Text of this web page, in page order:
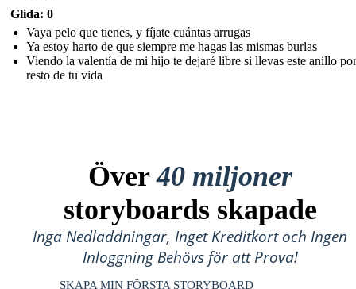
Glida: 0
Vaya pelo que tienes, y fíjate cuántas arrugas
Ya estoy harto de que siempre me hagas las mismas burlas
Viendo la valentía de mi hijo te dejaré libre si llevas este anillo
resto de tu vida
Över40 miljoner
storyboards skapade
Inga Nedladdningar, Inget Kreditkort och Ingen
Inloggning Behövs för att Prova!
SKAPA MIN FÖRSTA STORYBOARD